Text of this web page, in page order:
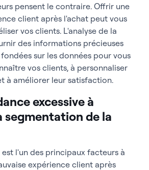
pensent le contraire. Offrir une
client après l'achat peut vous
vos clients. L'analyse de la
des informations précieuses
sur les données pour vous
vos clients, à personnaliser
à améliorer leur satisfaction.
excessive à
segmentation de la
l'un des principaux facteurs à
expérience client après